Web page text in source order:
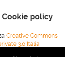
Cookie policy
Creative Commons
3.0 Italia